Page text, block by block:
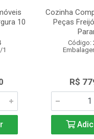
10
1
Cozinha
Peças
Código:
R$